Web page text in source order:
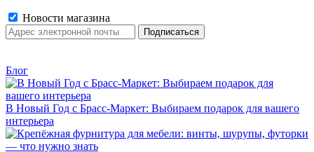
Новости магазина
Блог
В Новый Год с Брасс-Маркет: Выбираем подарок для вашего
интерьера